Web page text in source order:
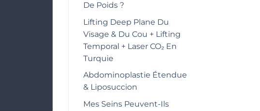
De Poids ?
Lifting Deep Plane Du
Visage & Du Cou + Lifting
Temporal + Laser CO₂ En
Turquie
Abdominoplastie Étendue
& Liposuccion
Mes Seins Peuvent-Ils